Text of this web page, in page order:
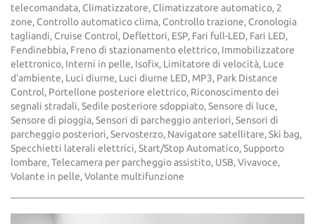
telecomandata, Climatizzatore, Climatizzatore automatico, 2
zone, Controllo automatico clima, Controllo trazione, Cronologia
tagliandi, Cruise Control, Deflettori, ESP, Fari full-LED, Fari LED,
Fendinebbia, Freno di stazionamento elettrico, Immobilizzatore
elettronico, Interni in pelle, Isofix, Limitatore di velocità, Luce
d'ambiente, Luci diurne, Luci diurne LED, MP3, Park Distance
Control, Portellone posteriore elettrico, Riconoscimento dei
segnali stradali, Sedile posteriore sdoppiato, Sensore di luce,
Sensore di pioggia, Sensori di parcheggio anteriori, Sensori di
parcheggio posteriori, Servosterzo, Navigatore satellitare, Ski bag,
Specchietti laterali elettrici, Start/Stop Automatico, Supporto
lombare, Telecamera per parcheggio assistito, USB, Vivavoce,
Volante in pelle, Volante multifunzione